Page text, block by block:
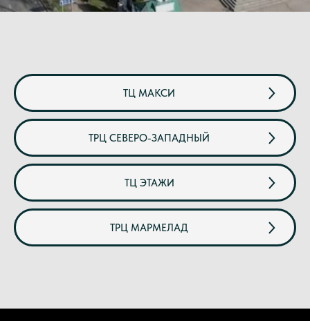
ТЦ МАКСИ
ТРЦ СЕВЕРО-ЗАПАДНЫЙ
ТЦ ЭТАЖИ
ТРЦ МАРМЕЛАД